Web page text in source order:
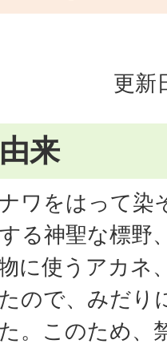
更新
来
ワをはって染
る神聖な標野
に使うアカネ
ので、みだり
。このため、